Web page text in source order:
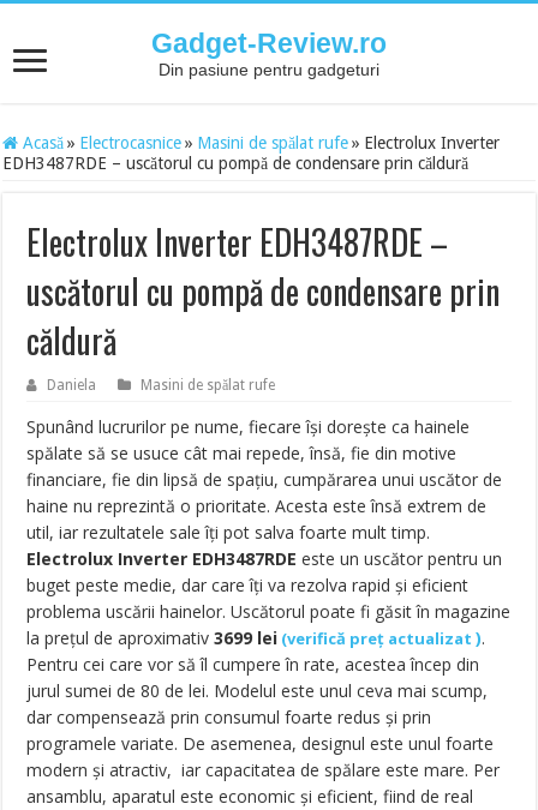
Gadget-Review.ro
Din pasiune pentru gadgeturi
Acasă » Electrocasnice » Masini de spălat rufe » Electrolux Inverter
EDH3487RDE – uscătorul cu pompă de condensare prin căldură
Electrolux Inverter EDH3487RDE –
uscătorul cu pompă de condensare prin
căldură
Daniela Masini de spălat rufe
Spunând lucrurilor pe nume, fiecare își dorește ca hainele
spălate să se usuce cât mai repede, însă, fie din motive
financiare, fie din lipsă de spațiu, cumpărarea unui uscător de
haine nu reprezintă o prioritate. Acesta este însă extrem de
util, iar rezultatele sale îți pot salva foarte mult timp.
Electrolux Inverter EDH3487RDE este un uscător pentru un
buget peste medie, dar care îți va rezolva rapid și eficient
problema uscării hainelor. Uscătorul poate fi găsit în magazine
la prețul de aproximativ3699 lei (verifică preț actualizat).
Pentru cei care vor să îl cumpere în rate, acestea încep din
jurul sumei de 80 de lei. Modelul este unul ceva mai scump,
dar compensează prin consumul foarte redus și prin
programele variate. De asemenea, designul este unul foarte
modern și atractiv, iar capacitatea de spălare este mare. Per
ansamblu, aparatul este economic și eficient, fiind de real